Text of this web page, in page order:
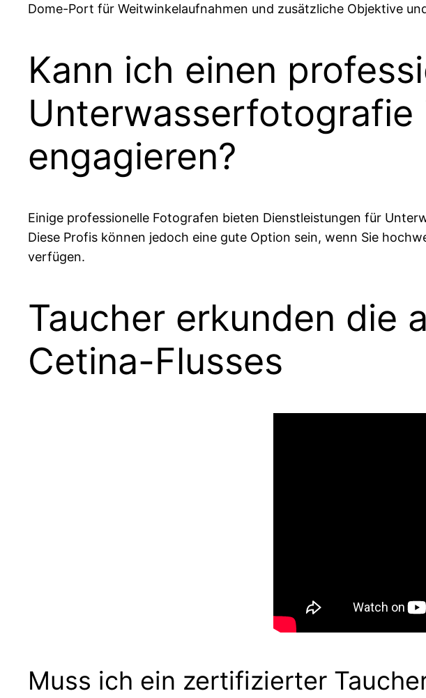
Dome-Port für Weitwinkelaufnahmen und zusätzliche Objektive
Kann ich einen
Unterwasserfotografie
engagieren?
Einige professionelle Fotografen bieten Dienstleistungen für
Diese Profis können jedoch eine gute Option sein, wenn Sie
verfügen.
Taucher erkunden die
Cetina-Flusses
Muss ich ein zertifizierter